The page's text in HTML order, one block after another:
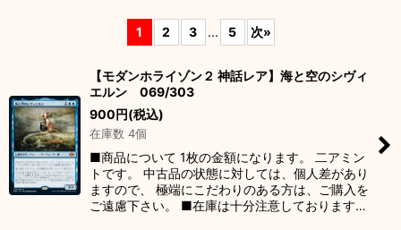
絞り込む
1 2 3 ... 5 次»
【モダンホライゾン２ 神話レア】海と空のシヴィ
エルン 069/303
900円(税込)
在庫数 4個
■商品について 1枚の金額になります。 二アミン
トです。 中古品の状態に対しては、個人差があり
ますので、 極端にこだわりのある方は、ご購入を
ご遠慮下さい。 ■在庫は十分注意しております…